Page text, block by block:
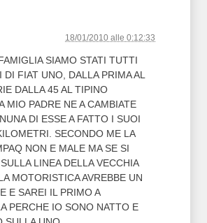
18/01/2010 alle 0:12:33
SIAMO STATI TUTTI
DI FIAT UNO, DALLA PRIMA AL
DALLA 45 AL TIPINO
MIO PADRE NE A CAMBIATE
DI ESSE A FATTO I SUOI
SECONDO ME LA
NON E MALE MA SE SI
LINEA DELLA VECCHIA
MOTORISTICA AVREBBE UN
E SAREI IL PRIMO A
PERCHE IO SONO NATTO E